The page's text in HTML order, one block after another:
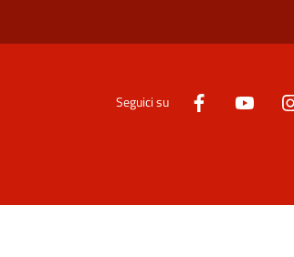
Seguici su